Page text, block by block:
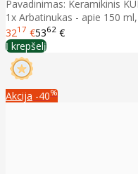
Pavadinimas: Keramikinis
1x Arbatinukas - apie 150 ml,
3217 €5362 €
Į krepšelį
Akcija -40%